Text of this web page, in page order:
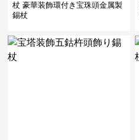
杖 豪華装飾環付き宝珠頭金属製
錫杖